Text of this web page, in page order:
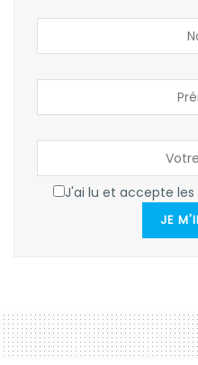
J'ai lu et accepte
JE